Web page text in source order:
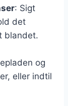
: Sigt
det
blandet.
og
eller indtil